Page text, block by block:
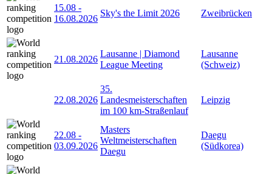
15.08 -
16.08.2026
Sky's the Limit 2026 Zweibrücken
21.08.2026
Lausanne | Diamond
League Meeting
Lausanne
(Schweiz)
22.08.2026
35.
Landesmeisterschaften
im 100 km-Straßenlauf
Leipzig
22.08 -
03.09.2026
Masters
Weltmeisterschaften
Daegu
Daegu
(Südkorea)